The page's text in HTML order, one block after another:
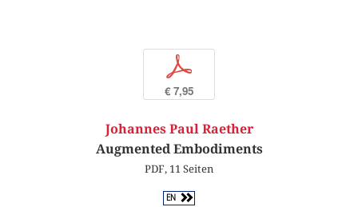
p
€ 7,95
Johannes Paul Raether
Augmented Embodiments
PDF, 11 Seiten
EN